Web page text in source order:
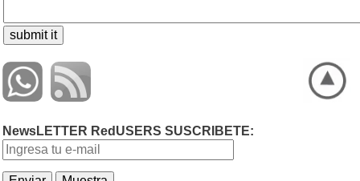
NewsLETTER RedUSERS SUSCRIBETE: